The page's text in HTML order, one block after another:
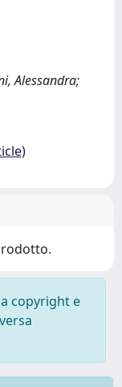
Alessandra;
copyright e